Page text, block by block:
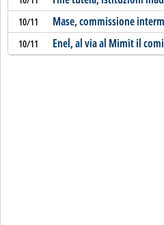
10/11 Mase, commissione
10/11 Enel, al via al Mimit il